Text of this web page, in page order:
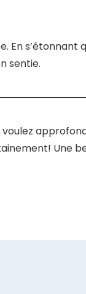
En s’étonnant
sentie.
voulez
Une